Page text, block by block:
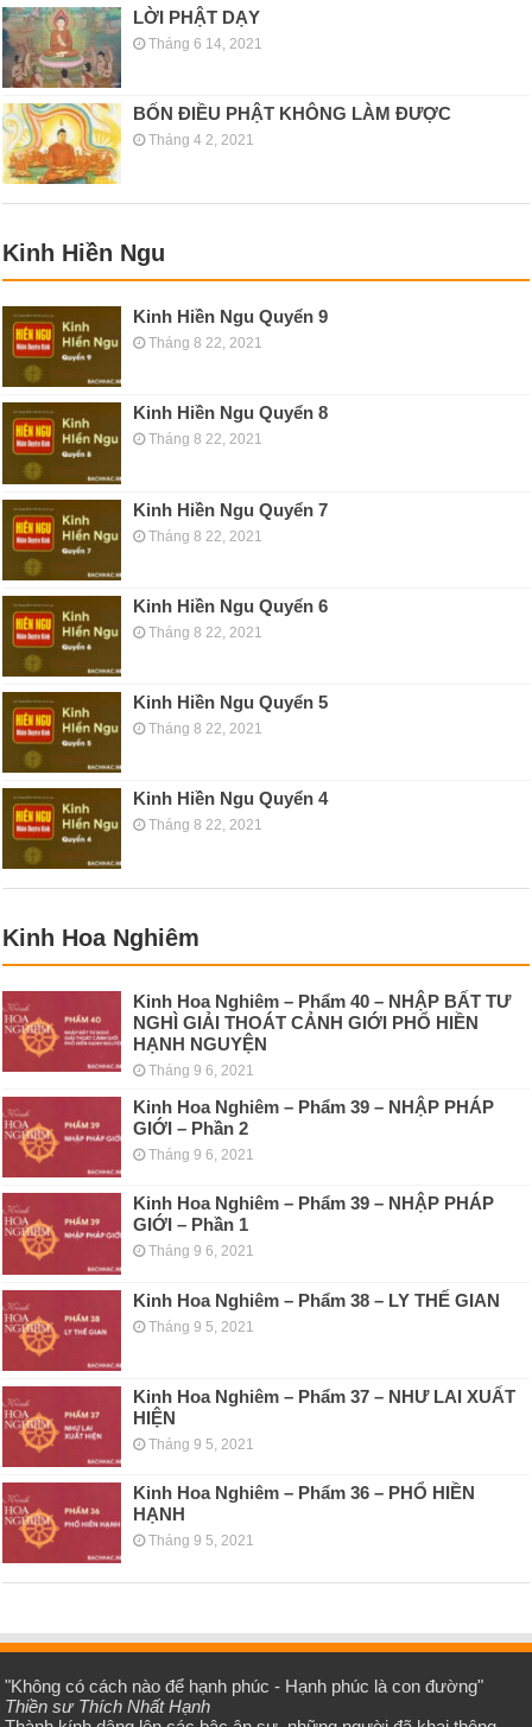
LỜI PHẬT DẠY
Tháng 6 14, 2021
BỐN ĐIỀU PHẬT KHÔNG LÀM ĐƯỢC
Tháng 4 2, 2021
Kinh Hiền Ngu
Kinh Hiền Ngu Quyển 9
Tháng 8 22, 2021
Kinh Hiền Ngu Quyển 8
Tháng 8 22, 2021
Kinh Hiền Ngu Quyển 7
Tháng 8 22, 2021
Kinh Hiền Ngu Quyển 6
Tháng 8 22, 2021
Kinh Hiền Ngu Quyển 5
Tháng 8 22, 2021
Kinh Hiền Ngu Quyển 4
Tháng 8 22, 2021
Kinh Hoa Nghiêm
Kinh Hoa Nghiêm – Phẩm 40 – NHẬP BẤT TƯ
NGHÌ GIẢI THOÁT CẢNH GIỚI PHỔ HIỀN
HẠNH NGUYỆN
Tháng 9 6, 2021
Kinh Hoa Nghiêm – Phẩm 39 – NHẬP PHÁP
GIỚI – Phần 2
Tháng 9 6, 2021
Kinh Hoa Nghiêm – Phẩm 39 – NHẬP PHÁP
GIỚI – Phần 1
Tháng 9 6, 2021
Kinh Hoa Nghiêm – Phẩm 38 – LY THẾ GIAN
Tháng 9 5, 2021
Kinh Hoa Nghiêm – Phẩm 37 – NHƯ LAI XUẤT
HIỆN
Tháng 9 5, 2021
Kinh Hoa Nghiêm – Phẩm 36 – PHỔ HIỀN
HẠNH
Tháng 9 5, 2021
"Không có cách nào để hạnh phúc - Hạnh phúc là con đường"
Thiền sư Thích Nhất Hạnh